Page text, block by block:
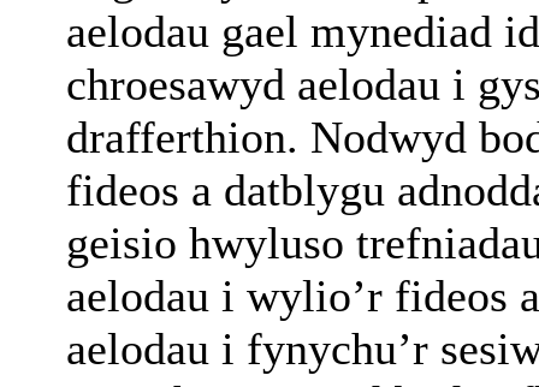
aelodau gael mynediad
chroesawyd aelodau i
drafferthion. Nodwyd
fideos a datblygu
geisio hwyluso
aelodau i wylio’r fideos
aelodau i fynychu’r